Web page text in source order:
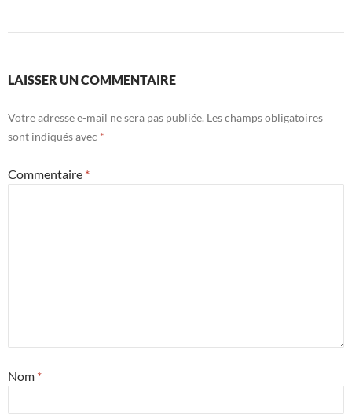
LAISSER UN COMMENTAIRE
Votre adresse e-mail ne sera pas publiée. Les champs obligatoires
sont indiqués avec *
Commentaire *
Nom *